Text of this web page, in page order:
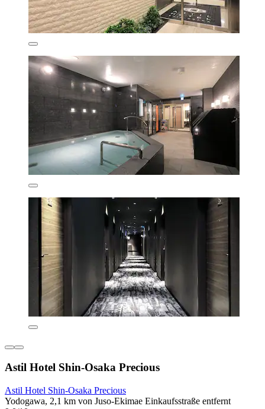
Astil Hotel Shin-Osaka Precious
Astil Hotel Shin-Osaka Precious
Yodogawa, 2,1 km von Juso-Ekimae Einkaufsstraße entfernt